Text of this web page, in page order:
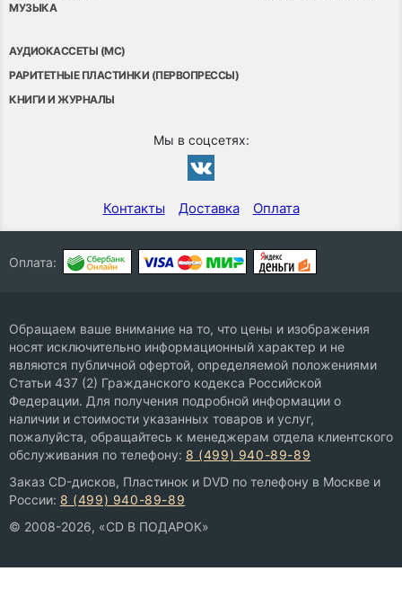
МУЗЫКА
АУДИОКАССЕТЫ (MC)
РАРИТЕТНЫЕ ПЛАСТИНКИ (ПЕРВОПРЕССЫ)
КНИГИ И ЖУРНАЛЫ
Мы в соцсетях:
Контакты Доставка Оплата
Оплата:
Обращаем ваше внимание на то, что цены и изображения
носят исключительно информационный характер и не
являются публичной офертой, определяемой положениями
Статьи 437 (2) Гражданского кодекса Российской
Федерации. Для получения подробной информации о
наличии и стоимости указанных товаров и услуг,
пожалуйста, обращайтесь к менеджерам отдела клиентского
обслуживания по телефону: 8 (499) 940-89-89
Заказ CD-дисков, Пластинок и DVD по телефону в Москве и
России: 8 (499) 940-89-89
© 2008-2026, «CD В ПОДАРОК»